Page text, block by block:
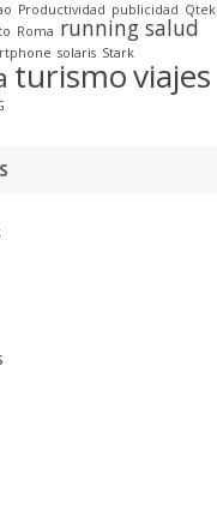
Productividad publicidad Qtek
Roma running salud
solaris Stark
turismoviajes